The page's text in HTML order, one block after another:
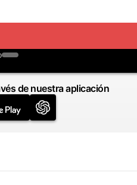
de nuestra aplicación